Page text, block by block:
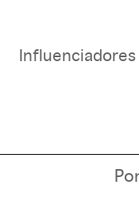
Influenciadores